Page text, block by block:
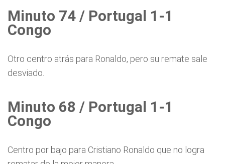
Minuto 74 / Portugal 1-1
Congo
Otro centro atrás para Ronaldo, pero su remate sale
desviado.
Minuto 68 / Portugal 1-1
Congo
Centro por bajo para Cristiano Ronaldo que no logra